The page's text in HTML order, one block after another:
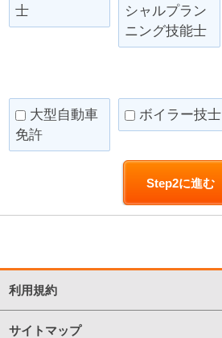
士
シャルプラン
ニング技能士
大型自動車
免許
ボイラー技士
利用規約
サイトマップ